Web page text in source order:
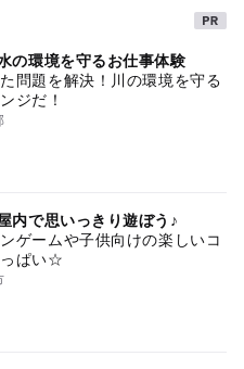
の環境を守るお仕事体験
問題を解決！川の環境を守る
ジだ！
内で思いっきり遊ぼう♪
ゲームや子供向けの楽しいコ
っぱい☆